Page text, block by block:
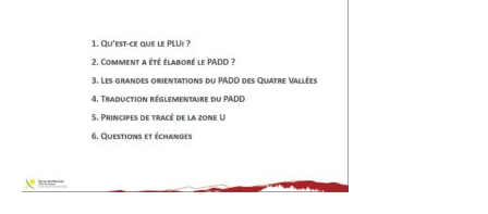
Contact et horaires
Mon village
Mes démarches
Faverolles dans la presse